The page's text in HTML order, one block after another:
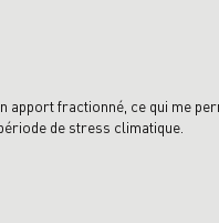
apport fractionné, ce qui me
de stress climatique.